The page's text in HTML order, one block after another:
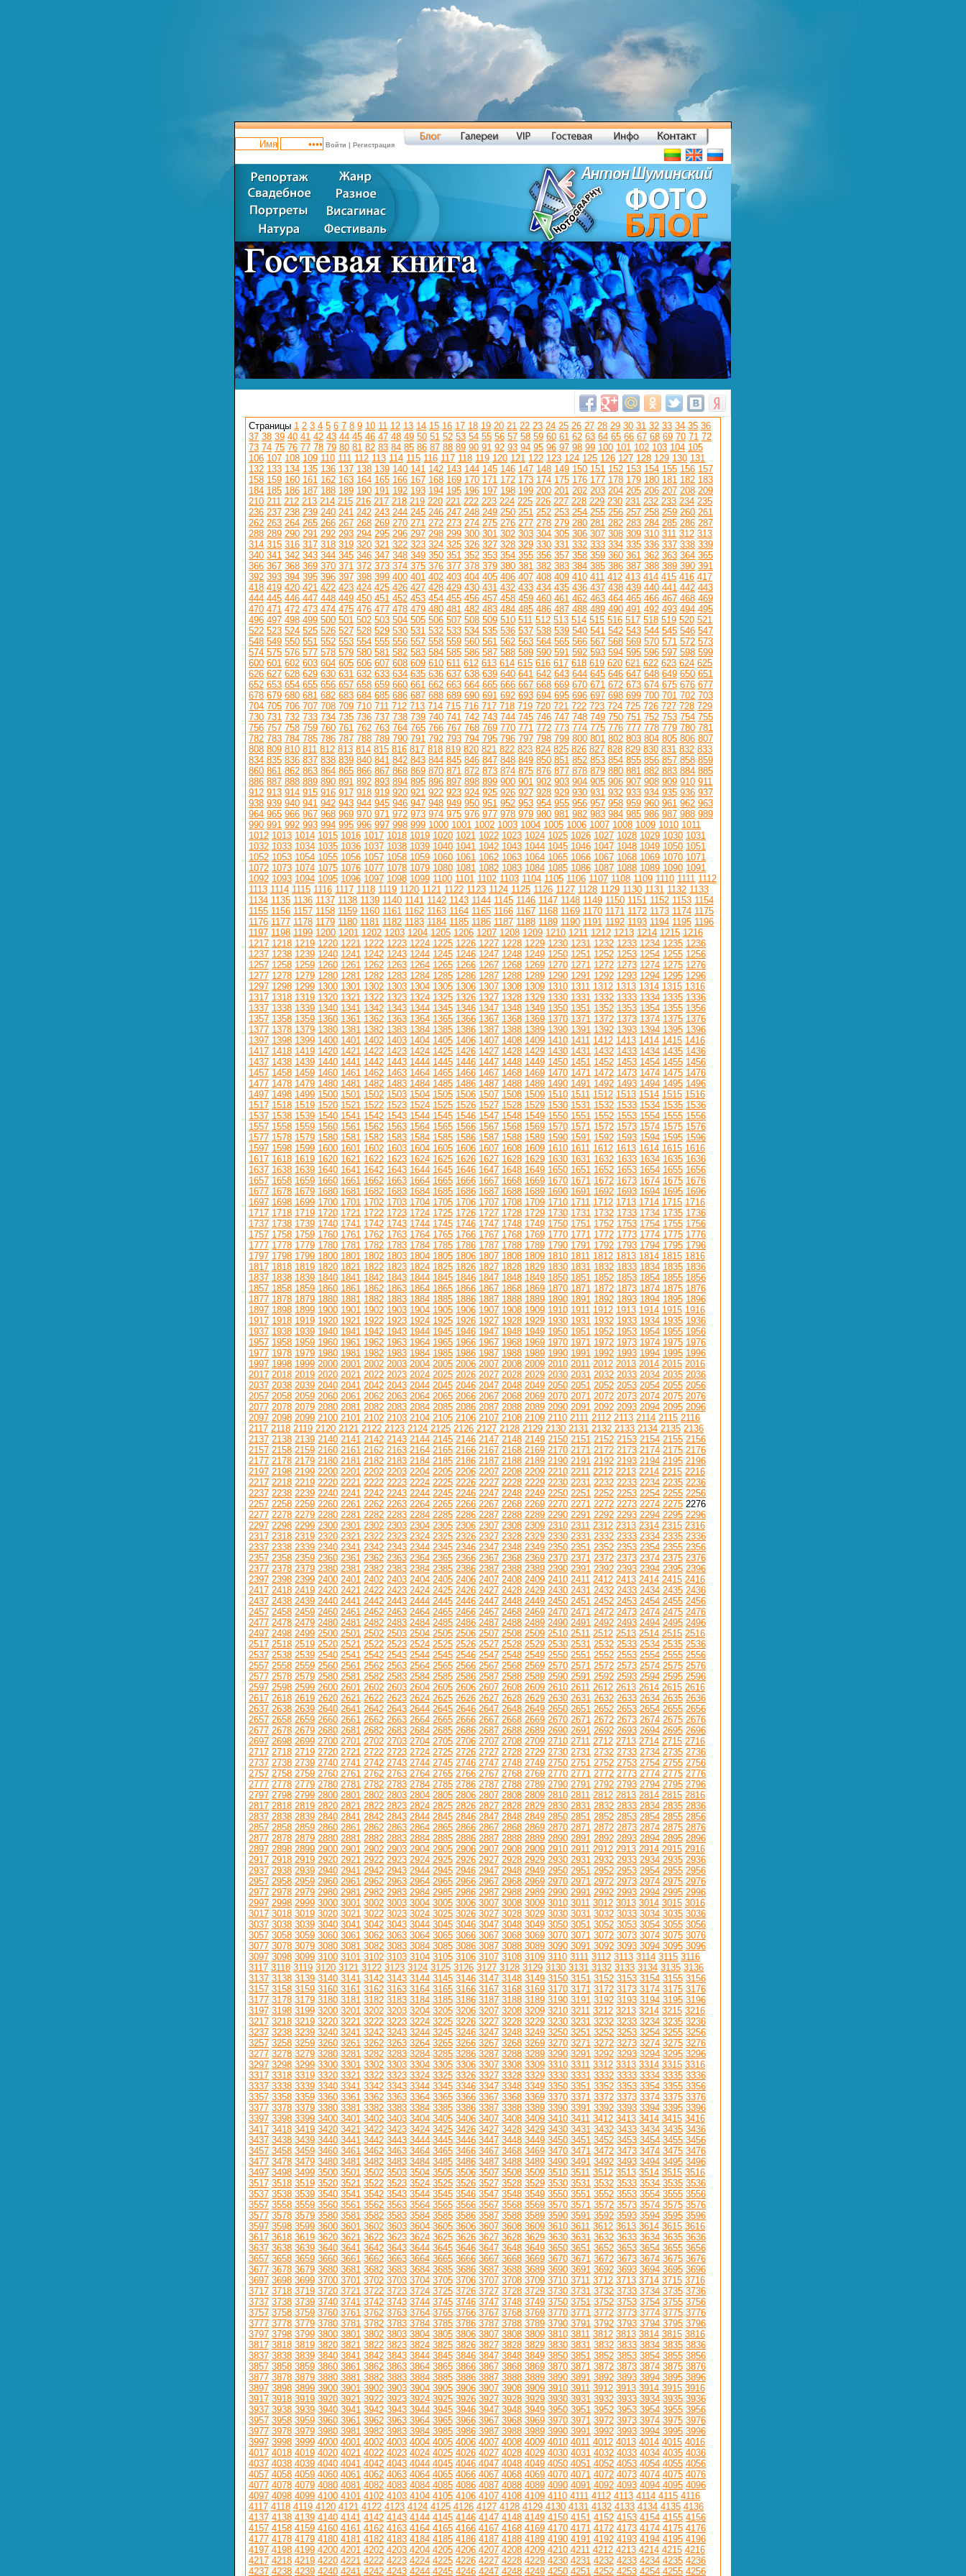
Войти Регистрация
Страницы 1 2 3 4 5 6 7 8 9 10 11 12 13 14 15 16 17 18 19 20 21 22 23 24 25 26 27 28 29 30 31 32 33 34 35 36
37 38 39 40 41 42 43 44 45 46 47 48 49 50 51 52 53 54 55 56 57 58 59 60 61 62 63 64 65 66 67 68 69 70 71 72
73 74 75 76 77 78 79 80 81 82 83 84 85 86 87 88 89 90 91 92 93 94 95 96 97 98 99 100 101 102 103 104 105
106 107 108 109 110 111 112 113 114 115 116 117 118 119 120 121 122 123 124 125 126 127 128 129 130 131
132 133 134 135 136 137 138 139 140 141 142 143 144 145 146 147 148 149 150 151 152 153 154 155 156 157
158 159 160 161 162 163 164 165 166 167 168 169 170 171 172 173 174 175 176 177 178 179 180 181 182 183
184 185 186 187 188 189 190 191 192 193 194 195 196 197 198 199 200 201 202 203 204 205 206 207 208 209
210 211 212 213 214 215 216 217 218 219 220 221 222 223 224 225 226 227 228 229 230 231 232 233 234 235
236 237 238 239 240 241 242 243 244 245 246 247 248 249 250 251 252 253 254 255 256 257 258 259 260 261
262 263 264 265 266 267 268 269 270 271 272 273 274 275 276 277 278 279 280 281 282 283 284 285 286 287
288 289 290 291 292 293 294 295 296 297 298 299 300 301 302 303 304 305 306 307 308 309 310 311 312 313
314 315 316 317 318 319 320 321 322 323 324 325 326 327 328 329 330 331 332 333 334 335 336 337 338 339
340 341 342 343 344 345 346 347 348 349 350 351 352 353 354 355 356 357 358 359 360 361 362 363 364 365
366 367 368 369 370 371 372 373 374 375 376 377 378 379 380 381 382 383 384 385 386 387 388 389 390 391
392 393 394 395 396 397 398 399 400 401 402 403 404 405 406 407 408 409 410 411 412 413 414 415 416 417
418 419 420 421 422 423 424 425 426 427 428 429 430 431 432 433 434 435 436 437 438 439 440 441 442 443
444 445 446 447 448 449 450 451 452 453 454 455 456 457 458 459 460 461 462 463 464 465 466 467 468 469
470 471 472 473 474 475 476 477 478 479 480 481 482 483 484 485 486 487 488 489 490 491 492 493 494 495
496 497 498 499 500 501 502 503 504 505 506 507 508 509 510 511 512 513 514 515 516 517 518 519 520 521
522 523 524 525 526 527 528 529 530 531 532 533 534 535 536 537 538 539 540 541 542 543 544 545 546 547
548 549 550 551 552 553 554 555 556 557 558 559 560 561 562 563 564 565 566 567 568 569 570 571 572 573
574 575 576 577 578 579 580 581 582 583 584 585 586 587 588 589 590 591 592 593 594 595 596 597 598 599
600 601 602 603 604 605 606 607 608 609 610 611 612 613 614 615 616 617 618 619 620 621 622 623 624 625
626 627 628 629 630 631 632 633 634 635 636 637 638 639 640 641 642 643 644 645 646 647 648 649 650 651
652 653 654 655 656 657 658 659 660 661 662 663 664 665 666 667 668 669 670 671 672 673 674 675 676 677
678 679 680 681 682 683 684 685 686 687 688 689 690 691 692 693 694 695 696 697 698 699 700 701 702 703
704 705 706 707 708 709 710 711 712 713 714 715 716 717 718 719 720 721 722 723 724 725 726 727 728 729
730 731 732 733 734 735 736 737 738 739 740 741 742 743 744 745 746 747 748 749 750 751 752 753 754 755
756 757 758 759 760 761 762 763 764 765 766 767 768 769 770 771 772 773 774 775 776 777 778 779 780 781
782 783 784 785 786 787 788 789 790 791 792 793 794 795 796 797 798 799 800 801 802 803 804 805 806 807
808 809 810 811 812 813 814 815 816 817 818 819 820 821 822 823 824 825 826 827 828 829 830 831 832 833
834 835 836 837 838 839 840 841 842 843 844 845 846 847 848 849 850 851 852 853 854 855 856 857 858 859
860 861 862 863 864 865 866 867 868 869 870 871 872 873 874 875 876 877 878 879 880 881 882 883 884 885
886 887 888 889 890 891 892 893 894 895 896 897 898 899 900 901 902 903 904 905 906 907 908 909 910 911
912 913 914 915 916 917 918 919 920 921 922 923 924 925 926 927 928 929 930 931 932 933 934 935 936 937
938 939 940 941 942 943 944 945 946 947 948 949 950 951 952 953 954 955 956 957 958 959 960 961 962 963
964 965 966 967 968 969 970 971 972 973 974 975 976 977 978 979 980 981 982 983 984 985 986 987 988 989
990 991 992 993 994 995 996 997 998 999 1000 1001 1002 1003 1004 1005 1006 1007 1008 1009 1010 1011
1012 1013 1014 1015 1016 1017 1018 1019 1020 1021 1022 1023 1024 1025 1026 1027 1028 1029 1030 1031
1032 1033 1034 1035 1036 1037 1038 1039 1040 1041 1042 1043 1044 1045 1046 1047 1048 1049 1050 1051
1052 1053 1054 1055 1056 1057 1058 1059 1060 1061 1062 1063 1064 1065 1066 1067 1068 1069 1070 1071
1072 1073 1074 1075 1076 1077 1078 1079 1080 1081 1082 1083 1084 1085 1086 1087 1088 1089 1090 1091
1092 1093 1094 1095 1096 1097 1098 1099 1100 1101 1102 1103 1104 1105 1106 1107 1108 1109 1110 1111 1112
1113 1114 1115 1116 1117 1118 1119 1120 1121 1122 1123 1124 1125 1126 1127 1128 1129 1130 1131 1132 1133
1134 1135 1136 1137 1138 1139 1140 1141 1142 1143 1144 1145 1146 1147 1148 1149 1150 1151 1152 1153 1154
1155 1156 1157 1158 1159 1160 1161 1162 1163 1164 1165 1166 1167 1168 1169 1170 1171 1172 1173 1174 1175
1176 1177 1178 1179 1180 1181 1182 1183 1184 1185 1186 1187 1188 1189 1190 1191 1192 1193 1194 1195 1196
1197 1198 1199 1200 1201 1202 1203 1204 1205 1206 1207 1208 1209 1210 1211 1212 1213 1214 1215 1216
1217 1218 1219 1220 1221 1222 1223 1224 1225 1226 1227 1228 1229 1230 1231 1232 1233 1234 1235 1236
1237 1238 1239 1240 1241 1242 1243 1244 1245 1246 1247 1248 1249 1250 1251 1252 1253 1254 1255 1256
1257 1258 1259 1260 1261 1262 1263 1264 1265 1266 1267 1268 1269 1270 1271 1272 1273 1274 1275 1276
1277 1278 1279 1280 1281 1282 1283 1284 1285 1286 1287 1288 1289 1290 1291 1292 1293 1294 1295 1296
1297 1298 1299 1300 1301 1302 1303 1304 1305 1306 1307 1308 1309 1310 1311 1312 1313 1314 1315 1316
1317 1318 1319 1320 1321 1322 1323 1324 1325 1326 1327 1328 1329 1330 1331 1332 1333 1334 1335 1336
1337 1338 1339 1340 1341 1342 1343 1344 1345 1346 1347 1348 1349 1350 1351 1352 1353 1354 1355 1356
1357 1358 1359 1360 1361 1362 1363 1364 1365 1366 1367 1368 1369 1370 1371 1372 1373 1374 1375 1376
1377 1378 1379 1380 1381 1382 1383 1384 1385 1386 1387 1388 1389 1390 1391 1392 1393 1394 1395 1396
1397 1398 1399 1400 1401 1402 1403 1404 1405 1406 1407 1408 1409 1410 1411 1412 1413 1414 1415 1416
1417 1418 1419 1420 1421 1422 1423 1424 1425 1426 1427 1428 1429 1430 1431 1432 1433 1434 1435 1436
1437 1438 1439 1440 1441 1442 1443 1444 1445 1446 1447 1448 1449 1450 1451 1452 1453 1454 1455 1456
1457 1458 1459 1460 1461 1462 1463 1464 1465 1466 1467 1468 1469 1470 1471 1472 1473 1474 1475 1476
1477 1478 1479 1480 1481 1482 1483 1484 1485 1486 1487 1488 1489 1490 1491 1492 1493 1494 1495 1496
1497 1498 1499 1500 1501 1502 1503 1504 1505 1506 1507 1508 1509 1510 1511 1512 1513 1514 1515 1516
1517 1518 1519 1520 1521 1522 1523 1524 1525 1526 1527 1528 1529 1530 1531 1532 1533 1534 1535 1536
1537 1538 1539 1540 1541 1542 1543 1544 1545 1546 1547 1548 1549 1550 1551 1552 1553 1554 1555 1556
1557 1558 1559 1560 1561 1562 1563 1564 1565 1566 1567 1568 1569 1570 1571 1572 1573 1574 1575 1576
1577 1578 1579 1580 1581 1582 1583 1584 1585 1586 1587 1588 1589 1590 1591 1592 1593 1594 1595 1596
1597 1598 1599 1600 1601 1602 1603 1604 1605 1606 1607 1608 1609 1610 1611 1612 1613 1614 1615 1616
1617 1618 1619 1620 1621 1622 1623 1624 1625 1626 1627 1628 1629 1630 1631 1632 1633 1634 1635 1636
1637 1638 1639 1640 1641 1642 1643 1644 1645 1646 1647 1648 1649 1650 1651 1652 1653 1654 1655 1656
1657 1658 1659 1660 1661 1662 1663 1664 1665 1666 1667 1668 1669 1670 1671 1672 1673 1674 1675 1676
1677 1678 1679 1680 1681 1682 1683 1684 1685 1686 1687 1688 1689 1690 1691 1692 1693 1694 1695 1696
1697 1698 1699 1700 1701 1702 1703 1704 1705 1706 1707 1708 1709 1710 1711 1712 1713 1714 1715 1716
1717 1718 1719 1720 1721 1722 1723 1724 1725 1726 1727 1728 1729 1730 1731 1732 1733 1734 1735 1736
1737 1738 1739 1740 1741 1742 1743 1744 1745 1746 1747 1748 1749 1750 1751 1752 1753 1754 1755 1756
1757 1758 1759 1760 1761 1762 1763 1764 1765 1766 1767 1768 1769 1770 1771 1772 1773 1774 1775 1776
1777 1778 1779 1780 1781 1782 1783 1784 1785 1786 1787 1788 1789 1790 1791 1792 1793 1794 1795 1796
1797 1798 1799 1800 1801 1802 1803 1804 1805 1806 1807 1808 1809 1810 1811 1812 1813 1814 1815 1816
1817 1818 1819 1820 1821 1822 1823 1824 1825 1826 1827 1828 1829 1830 1831 1832 1833 1834 1835 1836
1837 1838 1839 1840 1841 1842 1843 1844 1845 1846 1847 1848 1849 1850 1851 1852 1853 1854 1855 1856
1857 1858 1859 1860 1861 1862 1863 1864 1865 1866 1867 1868 1869 1870 1871 1872 1873 1874 1875 1876
1877 1878 1879 1880 1881 1882 1883 1884 1885 1886 1887 1888 1889 1890 1891 1892 1893 1894 1895 1896
1897 1898 1899 1900 1901 1902 1903 1904 1905 1906 1907 1908 1909 1910 1911 1912 1913 1914 1915 1916
1917 1918 1919 1920 1921 1922 1923 1924 1925 1926 1927 1928 1929 1930 1931 1932 1933 1934 1935 1936
1937 1938 1939 1940 1941 1942 1943 1944 1945 1946 1947 1948 1949 1950 1951 1952 1953 1954 1955 1956
1957 1958 1959 1960 1961 1962 1963 1964 1965 1966 1967 1968 1969 1970 1971 1972 1973 1974 1975 1976
1977 1978 1979 1980 1981 1982 1983 1984 1985 1986 1987 1988 1989 1990 1991 1992 1993 1994 1995 1996
1997 1998 1999 2000 2001 2002 2003 2004 2005 2006 2007 2008 2009 2010 2011 2012 2013 2014 2015 2016
2017 2018 2019 2020 2021 2022 2023 2024 2025 2026 2027 2028 2029 2030 2031 2032 2033 2034 2035 2036
2037 2038 2039 2040 2041 2042 2043 2044 2045 2046 2047 2048 2049 2050 2051 2052 2053 2054 2055 2056
2057 2058 2059 2060 2061 2062 2063 2064 2065 2066 2067 2068 2069 2070 2071 2072 2073 2074 2075 2076
2077 2078 2079 2080 2081 2082 2083 2084 2085 2086 2087 2088 2089 2090 2091 2092 2093 2094 2095 2096
2097 2098 2099 2100 2101 2102 2103 2104 2105 2106 2107 2108 2109 2110 2111 2112 2113 2114 2115 2116
2117 2118 2119 2120 2121 2122 2123 2124 2125 2126 2127 2128 2129 2130 2131 2132 2133 2134 2135 2136
2137 2138 2139 2140 2141 2142 2143 2144 2145 2146 2147 2148 2149 2150 2151 2152 2153 2154 2155 2156
2157 2158 2159 2160 2161 2162 2163 2164 2165 2166 2167 2168 2169 2170 2171 2172 2173 2174 2175 2176
2177 2178 2179 2180 2181 2182 2183 2184 2185 2186 2187 2188 2189 2190 2191 2192 2193 2194 2195 2196
2197 2198 2199 2200 2201 2202 2203 2204 2205 2206 2207 2208 2209 2210 2211 2212 2213 2214 2215 2216
2217 2218 2219 2220 2221 2222 2223 2224 2225 2226 2227 2228 2229 2230 2231 2232 2233 2234 2235 2236
2237 2238 2239 2240 2241 2242 2243 2244 2245 2246 2247 2248 2249 2250 2251 2252 2253 2254 2255 2256
2257 2258 2259 2260 2261 2262 2263 2264 2265 2266 2267 2268 2269 2270 2271 2272 2273 2274 2275 2276
2277 2278 2279 2280 2281 2282 2283 2284 2285 2286 2287 2288 2289 2290 2291 2292 2293 2294 2295 2296
2297 2298 2299 2300 2301 2302 2303 2304 2305 2306 2307 2308 2309 2310 2311 2312 2313 2314 2315 2316
2317 2318 2319 2320 2321 2322 2323 2324 2325 2326 2327 2328 2329 2330 2331 2332 2333 2334 2335 2336
2337 2338 2339 2340 2341 2342 2343 2344 2345 2346 2347 2348 2349 2350 2351 2352 2353 2354 2355 2356
2357 2358 2359 2360 2361 2362 2363 2364 2365 2366 2367 2368 2369 2370 2371 2372 2373 2374 2375 2376
2377 2378 2379 2380 2381 2382 2383 2384 2385 2386 2387 2388 2389 2390 2391 2392 2393 2394 2395 2396
2397 2398 2399 2400 2401 2402 2403 2404 2405 2406 2407 2408 2409 2410 2411 2412 2413 2414 2415 2416
2417 2418 2419 2420 2421 2422 2423 2424 2425 2426 2427 2428 2429 2430 2431 2432 2433 2434 2435 2436
2437 2438 2439 2440 2441 2442 2443 2444 2445 2446 2447 2448 2449 2450 2451 2452 2453 2454 2455 2456
2457 2458 2459 2460 2461 2462 2463 2464 2465 2466 2467 2468 2469 2470 2471 2472 2473 2474 2475 2476
2477 2478 2479 2480 2481 2482 2483 2484 2485 2486 2487 2488 2489 2490 2491 2492 2493 2494 2495 2496
2497 2498 2499 2500 2501 2502 2503 2504 2505 2506 2507 2508 2509 2510 2511 2512 2513 2514 2515 2516
2517 2518 2519 2520 2521 2522 2523 2524 2525 2526 2527 2528 2529 2530 2531 2532 2533 2534 2535 2536
2537 2538 2539 2540 2541 2542 2543 2544 2545 2546 2547 2548 2549 2550 2551 2552 2553 2554 2555 2556
2557 2558 2559 2560 2561 2562 2563 2564 2565 2566 2567 2568 2569 2570 2571 2572 2573 2574 2575 2576
2577 2578 2579 2580 2581 2582 2583 2584 2585 2586 2587 2588 2589 2590 2591 2592 2593 2594 2595 2596
2597 2598 2599 2600 2601 2602 2603 2604 2605 2606 2607 2608 2609 2610 2611 2612 2613 2614 2615 2616
2617 2618 2619 2620 2621 2622 2623 2624 2625 2626 2627 2628 2629 2630 2631 2632 2633 2634 2635 2636
2637 2638 2639 2640 2641 2642 2643 2644 2645 2646 2647 2648 2649 2650 2651 2652 2653 2654 2655 2656
2657 2658 2659 2660 2661 2662 2663 2664 2665 2666 2667 2668 2669 2670 2671 2672 2673 2674 2675 2676
2677 2678 2679 2680 2681 2682 2683 2684 2685 2686 2687 2688 2689 2690 2691 2692 2693 2694 2695 2696
2697 2698 2699 2700 2701 2702 2703 2704 2705 2706 2707 2708 2709 2710 2711 2712 2713 2714 2715 2716
2717 2718 2719 2720 2721 2722 2723 2724 2725 2726 2727 2728 2729 2730 2731 2732 2733 2734 2735 2736
2737 2738 2739 2740 2741 2742 2743 2744 2745 2746 2747 2748 2749 2750 2751 2752 2753 2754 2755 2756
2757 2758 2759 2760 2761 2762 2763 2764 2765 2766 2767 2768 2769 2770 2771 2772 2773 2774 2775 2776
2777 2778 2779 2780 2781 2782 2783 2784 2785 2786 2787 2788 2789 2790 2791 2792 2793 2794 2795 2796
2797 2798 2799 2800 2801 2802 2803 2804 2805 2806 2807 2808 2809 2810 2811 2812 2813 2814 2815 2816
2817 2818 2819 2820 2821 2822 2823 2824 2825 2826 2827 2828 2829 2830 2831 2832 2833 2834 2835 2836
2837 2838 2839 2840 2841 2842 2843 2844 2845 2846 2847 2848 2849 2850 2851 2852 2853 2854 2855 2856
2857 2858 2859 2860 2861 2862 2863 2864 2865 2866 2867 2868 2869 2870 2871 2872 2873 2874 2875 2876
2877 2878 2879 2880 2881 2882 2883 2884 2885 2886 2887 2888 2889 2890 2891 2892 2893 2894 2895 2896
2897 2898 2899 2900 2901 2902 2903 2904 2905 2906 2907 2908 2909 2910 2911 2912 2913 2914 2915 2916
2917 2918 2919 2920 2921 2922 2923 2924 2925 2926 2927 2928 2929 2930 2931 2932 2933 2934 2935 2936
2937 2938 2939 2940 2941 2942 2943 2944 2945 2946 2947 2948 2949 2950 2951 2952 2953 2954 2955 2956
2957 2958 2959 2960 2961 2962 2963 2964 2965 2966 2967 2968 2969 2970 2971 2972 2973 2974 2975 2976
2977 2978 2979 2980 2981 2982 2983 2984 2985 2986 2987 2988 2989 2990 2991 2992 2993 2994 2995 2996
2997 2998 2999 3000 3001 3002 3003 3004 3005 3006 3007 3008 3009 3010 3011 3012 3013 3014 3015 3016
3017 3018 3019 3020 3021 3022 3023 3024 3025 3026 3027 3028 3029 3030 3031 3032 3033 3034 3035 3036
3037 3038 3039 3040 3041 3042 3043 3044 3045 3046 3047 3048 3049 3050 3051 3052 3053 3054 3055 3056
3057 3058 3059 3060 3061 3062 3063 3064 3065 3066 3067 3068 3069 3070 3071 3072 3073 3074 3075 3076
3077 3078 3079 3080 3081 3082 3083 3084 3085 3086 3087 3088 3089 3090 3091 3092 3093 3094 3095 3096
3097 3098 3099 3100 3101 3102 3103 3104 3105 3106 3107 3108 3109 3110 3111 3112 3113 3114 3115 3116
3117 3118 3119 3120 3121 3122 3123 3124 3125 3126 3127 3128 3129 3130 3131 3132 3133 3134 3135 3136
3137 3138 3139 3140 3141 3142 3143 3144 3145 3146 3147 3148 3149 3150 3151 3152 3153 3154 3155 3156
3157 3158 3159 3160 3161 3162 3163 3164 3165 3166 3167 3168 3169 3170 3171 3172 3173 3174 3175 3176
3177 3178 3179 3180 3181 3182 3183 3184 3185 3186 3187 3188 3189 3190 3191 3192 3193 3194 3195 3196
3197 3198 3199 3200 3201 3202 3203 3204 3205 3206 3207 3208 3209 3210 3211 3212 3213 3214 3215 3216
3217 3218 3219 3220 3221 3222 3223 3224 3225 3226 3227 3228 3229 3230 3231 3232 3233 3234 3235 3236
3237 3238 3239 3240 3241 3242 3243 3244 3245 3246 3247 3248 3249 3250 3251 3252 3253 3254 3255 3256
3257 3258 3259 3260 3261 3262 3263 3264 3265 3266 3267 3268 3269 3270 3271 3272 3273 3274 3275 3276
3277 3278 3279 3280 3281 3282 3283 3284 3285 3286 3287 3288 3289 3290 3291 3292 3293 3294 3295 3296
3297 3298 3299 3300 3301 3302 3303 3304 3305 3306 3307 3308 3309 3310 3311 3312 3313 3314 3315 3316
3317 3318 3319 3320 3321 3322 3323 3324 3325 3326 3327 3328 3329 3330 3331 3332 3333 3334 3335 3336
3337 3338 3339 3340 3341 3342 3343 3344 3345 3346 3347 3348 3349 3350 3351 3352 3353 3354 3355 3356
3357 3358 3359 3360 3361 3362 3363 3364 3365 3366 3367 3368 3369 3370 3371 3372 3373 3374 3375 3376
3377 3378 3379 3380 3381 3382 3383 3384 3385 3386 3387 3388 3389 3390 3391 3392 3393 3394 3395 3396
3397 3398 3399 3400 3401 3402 3403 3404 3405 3406 3407 3408 3409 3410 3411 3412 3413 3414 3415 3416
3417 3418 3419 3420 3421 3422 3423 3424 3425 3426 3427 3428 3429 3430 3431 3432 3433 3434 3435 3436
3437 3438 3439 3440 3441 3442 3443 3444 3445 3446 3447 3448 3449 3450 3451 3452 3453 3454 3455 3456
3457 3458 3459 3460 3461 3462 3463 3464 3465 3466 3467 3468 3469 3470 3471 3472 3473 3474 3475 3476
3477 3478 3479 3480 3481 3482 3483 3484 3485 3486 3487 3488 3489 3490 3491 3492 3493 3494 3495 3496
3497 3498 3499 3500 3501 3502 3503 3504 3505 3506 3507 3508 3509 3510 3511 3512 3513 3514 3515 3516
3517 3518 3519 3520 3521 3522 3523 3524 3525 3526 3527 3528 3529 3530 3531 3532 3533 3534 3535 3536
3537 3538 3539 3540 3541 3542 3543 3544 3545 3546 3547 3548 3549 3550 3551 3552 3553 3554 3555 3556
3557 3558 3559 3560 3561 3562 3563 3564 3565 3566 3567 3568 3569 3570 3571 3572 3573 3574 3575 3576
3577 3578 3579 3580 3581 3582 3583 3584 3585 3586 3587 3588 3589 3590 3591 3592 3593 3594 3595 3596
3597 3598 3599 3600 3601 3602 3603 3604 3605 3606 3607 3608 3609 3610 3611 3612 3613 3614 3615 3616
3617 3618 3619 3620 3621 3622 3623 3624 3625 3626 3627 3628 3629 3630 3631 3632 3633 3634 3635 3636
3637 3638 3639 3640 3641 3642 3643 3644 3645 3646 3647 3648 3649 3650 3651 3652 3653 3654 3655 3656
3657 3658 3659 3660 3661 3662 3663 3664 3665 3666 3667 3668 3669 3670 3671 3672 3673 3674 3675 3676
3677 3678 3679 3680 3681 3682 3683 3684 3685 3686 3687 3688 3689 3690 3691 3692 3693 3694 3695 3696
3697 3698 3699 3700 3701 3702 3703 3704 3705 3706 3707 3708 3709 3710 3711 3712 3713 3714 3715 3716
3717 3718 3719 3720 3721 3722 3723 3724 3725 3726 3727 3728 3729 3730 3731 3732 3733 3734 3735 3736
3737 3738 3739 3740 3741 3742 3743 3744 3745 3746 3747 3748 3749 3750 3751 3752 3753 3754 3755 3756
3757 3758 3759 3760 3761 3762 3763 3764 3765 3766 3767 3768 3769 3770 3771 3772 3773 3774 3775 3776
3777 3778 3779 3780 3781 3782 3783 3784 3785 3786 3787 3788 3789 3790 3791 3792 3793 3794 3795 3796
3797 3798 3799 3800 3801 3802 3803 3804 3805 3806 3807 3808 3809 3810 3811 3812 3813 3814 3815 3816
3817 3818 3819 3820 3821 3822 3823 3824 3825 3826 3827 3828 3829 3830 3831 3832 3833 3834 3835 3836
3837 3838 3839 3840 3841 3842 3843 3844 3845 3846 3847 3848 3849 3850 3851 3852 3853 3854 3855 3856
3857 3858 3859 3860 3861 3862 3863 3864 3865 3866 3867 3868 3869 3870 3871 3872 3873 3874 3875 3876
3877 3878 3879 3880 3881 3882 3883 3884 3885 3886 3887 3888 3889 3890 3891 3892 3893 3894 3895 3896
3897 3898 3899 3900 3901 3902 3903 3904 3905 3906 3907 3908 3909 3910 3911 3912 3913 3914 3915 3916
3917 3918 3919 3920 3921 3922 3923 3924 3925 3926 3927 3928 3929 3930 3931 3932 3933 3934 3935 3936
3937 3938 3939 3940 3941 3942 3943 3944 3945 3946 3947 3948 3949 3950 3951 3952 3953 3954 3955 3956
3957 3958 3959 3960 3961 3962 3963 3964 3965 3966 3967 3968 3969 3970 3971 3972 3973 3974 3975 3976
3977 3978 3979 3980 3981 3982 3983 3984 3985 3986 3987 3988 3989 3990 3991 3992 3993 3994 3995 3996
3997 3998 3999 4000 4001 4002 4003 4004 4005 4006 4007 4008 4009 4010 4011 4012 4013 4014 4015 4016
4017 4018 4019 4020 4021 4022 4023 4024 4025 4026 4027 4028 4029 4030 4031 4032 4033 4034 4035 4036
4037 4038 4039 4040 4041 4042 4043 4044 4045 4046 4047 4048 4049 4050 4051 4052 4053 4054 4055 4056
4057 4058 4059 4060 4061 4062 4063 4064 4065 4066 4067 4068 4069 4070 4071 4072 4073 4074 4075 4076
4077 4078 4079 4080 4081 4082 4083 4084 4085 4086 4087 4088 4089 4090 4091 4092 4093 4094 4095 4096
4097 4098 4099 4100 4101 4102 4103 4104 4105 4106 4107 4108 4109 4110 4111 4112 4113 4114 4115 4116
4117 4118 4119 4120 4121 4122 4123 4124 4125 4126 4127 4128 4129 4130 4131 4132 4133 4134 4135 4136
4137 4138 4139 4140 4141 4142 4143 4144 4145 4146 4147 4148 4149 4150 4151 4152 4153 4154 4155 4156
4157 4158 4159 4160 4161 4162 4163 4164 4165 4166 4167 4168 4169 4170 4171 4172 4173 4174 4175 4176
4177 4178 4179 4180 4181 4182 4183 4184 4185 4186 4187 4188 4189 4190 4191 4192 4193 4194 4195 4196
4197 4198 4199 4200 4201 4202 4203 4204 4205 4206 4207 4208 4209 4210 4211 4212 4213 4214 4215 4216
4217 4218 4219 4220 4221 4222 4223 4224 4225 4226 4227 4228 4229 4230 4231 4232 4233 4234 4235 4236
4237 4238 4239 4240 4241 4242 4243 4244 4245 4246 4247 4248 4249 4250 4251 4252 4253 4254 4255 4256